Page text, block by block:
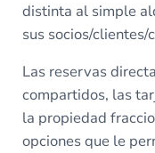
distinta al simple
sus socios/clientes/
Las reservas
compartidos, las
la propiedad
opciones que le